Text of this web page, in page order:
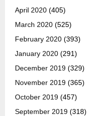
April 2020 (405)
March 2020 (525)
February 2020 (393)
January 2020 (291)
December 2019 (329)
November 2019 (365)
October 2019 (457)
September 2019 (318)